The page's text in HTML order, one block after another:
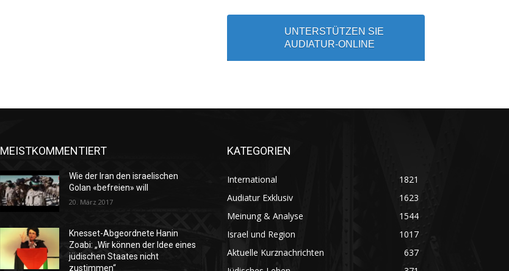
UNTERSTÜTZEN SIE
AUDIATUR-ONLINE
MEISTKOMMENTIERT
Wie der Iran den israelischen
Golan «befreien» will
20. März 2017
Knesset-Abgeordnete Hanin
Zoabi: „Wir können der Idee eines
jüdischen Staates nicht
zustimmen“
KATEGORIEN
International
1821
Audiatur Exklusiv
1623
Meinung & Analyse
1544
Israel und Region
1017
Aktuelle Kurznachrichten
637